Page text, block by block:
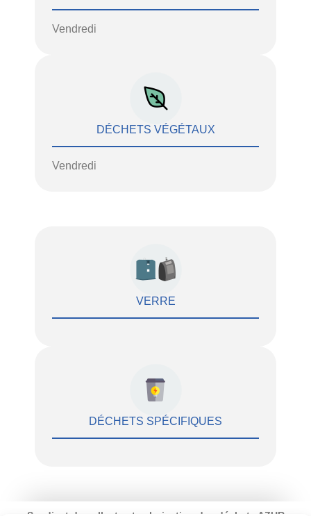
Vendredi
DÉCHETS VÉGÉTAUX
Vendredi
VERRE
DÉCHETS SPÉCIFIQUES